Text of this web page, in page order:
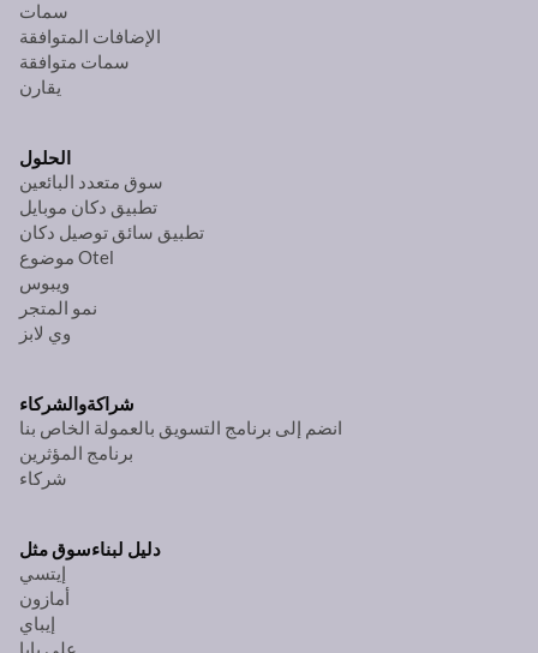
سمات
الإضافات المتوافقة
سمات متوافقة
يقارن
الحلول
سوق متعدد البائعين
تطبيق دكان موبايل
تطبيق سائق توصيل دكان
موضوع Otel
ويبوس
نمو المتجر
وي لابز
شراكةوالشركاء
انضم إلى برنامج التسويق بالعمولة الخاص بنا
برنامج المؤثرين
شركاء
دليل لبناءسوق مثل
إيتسي
أمازون
إيباي